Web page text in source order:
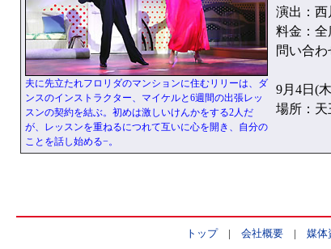
夫に先立たれフロリダのマンションに住むリリーは、ダ
ンスのインストラクター、マイケルと6週間の出張レッ
スンの契約を結ぶ。初めは激しいけんかをする2人だ
が、レッスンを重ねるにつれて互いに心を開き、自分の
ことを話し始める−。
演出：西
料金：全
問い合わ
9月4日(
場所：天
トップ| 会社概要| 媒体